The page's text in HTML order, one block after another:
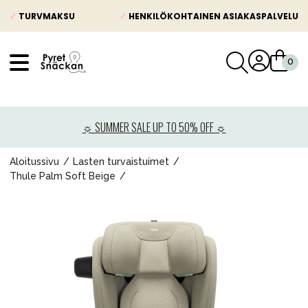
✓ TURVMAKSU ✓ HENKILÖKOHTAINEN ASIAKASPALVELU
☼ SUMMER SALE UP TO 50% OFF ☼
Aloitussivu
Lasten turvaistuimet
Thule Palm Soft Beige
Lastenvaunut
Lasten turvaistuimet
Lelut ja pelit
Äiti & Isä
Huonekalut & vuodevaatteet